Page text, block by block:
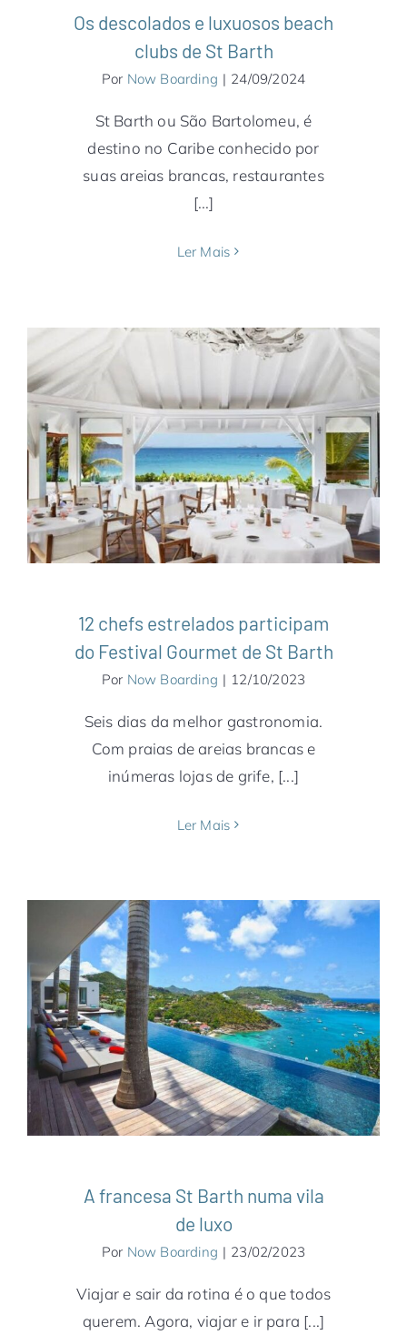
Os descolados e luxuosos beach
clubs de St Barth
Por Now Boarding | 24/09/2024
St Barth ou São Bartolomeu, é
destino no Caribe conhecido por
suas areias brancas, restaurantes
[...]
Ler Mais
12 chefs estrelados participam do
Festival Gourmet de St Barth
Caribe Gastronomia Notícias St Barth
12 chefs estrelados participam
do Festival Gourmet de St Barth
Por Now Boarding | 12/10/2023
Seis dias da melhor gastronomia.
Com praias de areias brancas e
inúmeras lojas de grife, [...]
Ler Mais
A francesa St Barth numa vila de luxo
Caribe Notícias St Barth
A francesa St Barth numa vila
de luxo
Por Now Boarding | 23/02/2023
Viajar e sair da rotina é o que todos
querem. Agora, viajar e ir para [...]